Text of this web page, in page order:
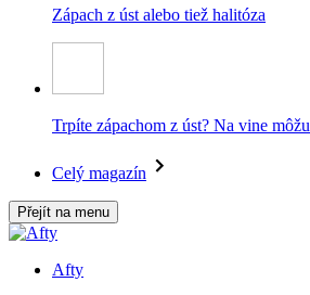
Zápach z úst alebo tiež halitóza
Trpíte zápachom z úst? Na vine
Celý magazín
Přejít na menu
Afty